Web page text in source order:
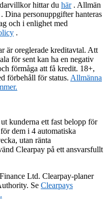
hittar du här. Allmän
Dina personuppgifter hanteras
och i enlighet med
.
är oreglerade kreditavtal. Att
för sent kan ha en negativ
förmåga att få kredit. 18+,
förbehåll för status. Allmänna
kunderna ett fast belopp för
dem i 4 automatiska
utan ränta
Clearpay på ett ansvarsfullt
Ltd. Clearpay-planer
Se Clearpays